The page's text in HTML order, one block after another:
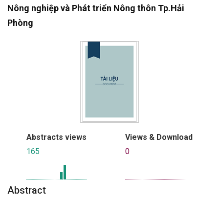
Nông nghiệp và Phát triển Nông thôn Tp.Hải
Phòng
Abstracts views
165
Views & Download
0
Abstract